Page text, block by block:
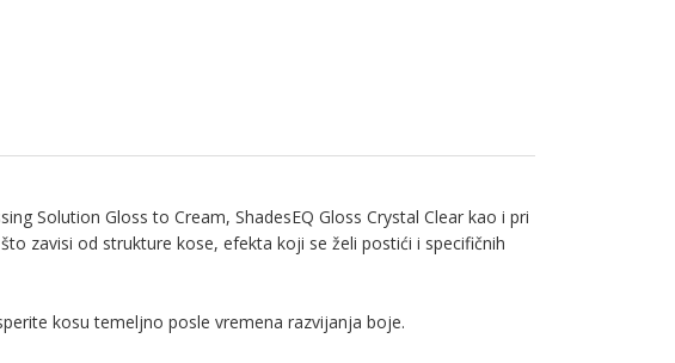
Solution Gloss to Cream, ShadesEQ Gloss Crystal Clear kao i pri
zavisi od strukture kose, efekta koji se želi postići i specifičnih
kosu temeljno posle vremena razvijanja boje.